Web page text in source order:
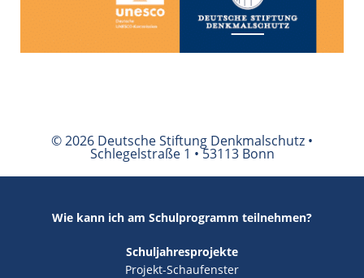
© 2026 Deutsche Stiftung Denkmalschutz •
Schlegelstraße 1 • 53113 Bonn
Wie kann ich am Schulprogramm teilnehmen?
Schuljahresprojekte
Projekt-Schaufenster